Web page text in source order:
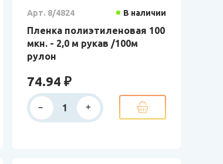
Арт. 8/4824 В наличии
Пленка полиэтиленовая 100
мкн. - 2,0 м рукав /100м
рулон
74.94 ₽